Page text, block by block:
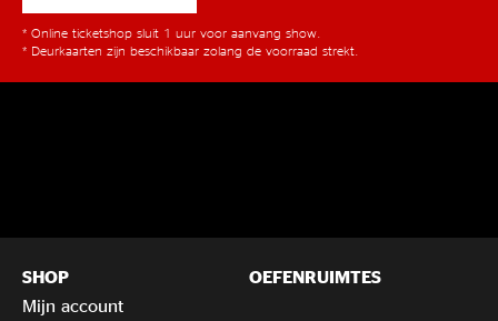
* Online ticketshop sluit 1 uur voor aanvang show.
* Deurkaarten zijn beschikbaar zolang de voorraad strekt.
SHOP
Mijn account
OEFENRUIMTES